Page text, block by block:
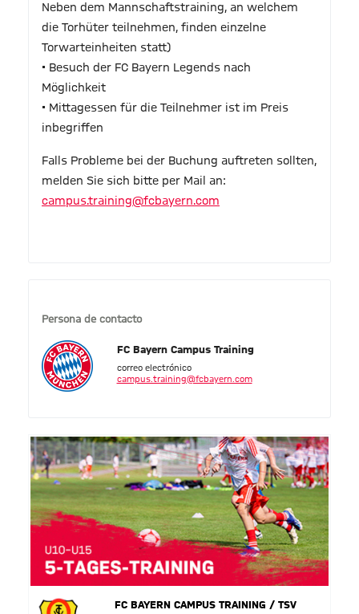
Neben dem Mannschaftstraining, an welchem
die Torhüter teilnehmen, finden einzelne
Torwarteinheiten statt)
• Besuch der FC Bayern Legends nach
Möglichkeit
• Mittagessen für die Teilnehmer ist im Preis
inbegriffen
Falls Probleme bei der Buchung auftreten sollten,
melden Sie sich bitte per Mail an:
campus.training@fcbayern.com
Persona de contacto
FC Bayern Campus Training
correo electrónico
campus.training@fcbayern.com
FC BAYERN CAMPUS TRAINING / TSV